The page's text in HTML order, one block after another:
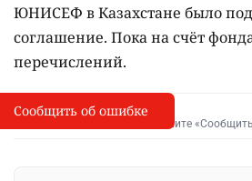
ЮНИСЕФ в Казахстане было
соглашение. Пока на счёт
перечислений.
I
Сообщить об опечатке
Выделите фрагмент и нажмите
Сообщить об ошибке